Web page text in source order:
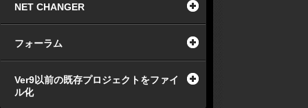
NET CHANGER
フォーラム
Ver9以前の既存プロジェクトをファイ
ル化